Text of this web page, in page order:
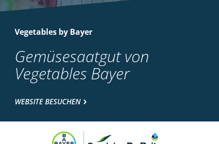
Vegetables by Bayer
Gemüsesaatgut von
Vegetables Bayer
WEBSITE BESUCHEN